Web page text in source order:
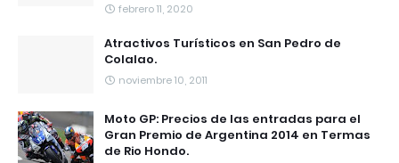
febrero 11, 2020
Atractivos Turísticos en San Pedro de
Colalao.
noviembre 10, 2011
Moto GP: Precios de las entradas para el
Gran Premio de Argentina 2014 en Termas
de Rio Hondo.